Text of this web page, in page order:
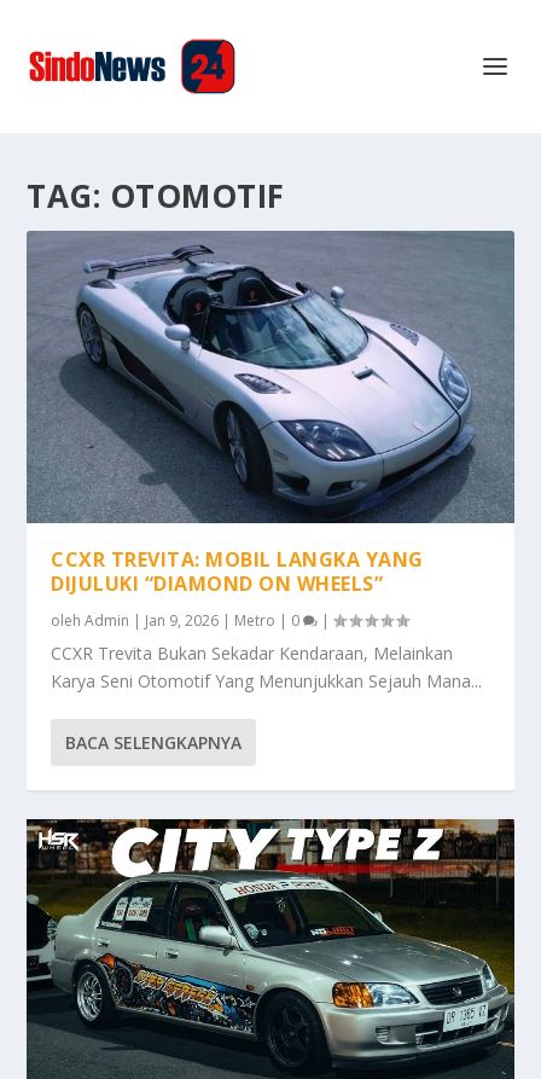
TAG: OTOMOTIF
CCXR TREVITA: MOBIL LANGKA YANG
DIJULUKI “DIAMOND ON WHEELS”
olehAdmin | Jan 9, 2026 | Metro | 0 |
CCXR Trevita Bukan Sekadar Kendaraan, Melainkan
Karya Seni Otomotif Yang Menunjukkan Sejauh Mana...
BACA SELENGKAPNYA